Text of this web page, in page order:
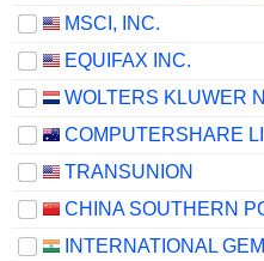
MSCI, INC.
EQUIFAX INC.
WOLTERS KLUWER
TRANSUNION